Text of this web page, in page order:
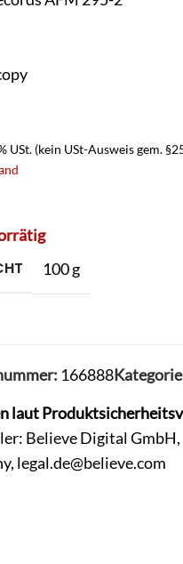
USt. (kein USt-Ausweis gem.
100 g
166888
laut
Believe Digital GmbH,
legal.de@believe.com